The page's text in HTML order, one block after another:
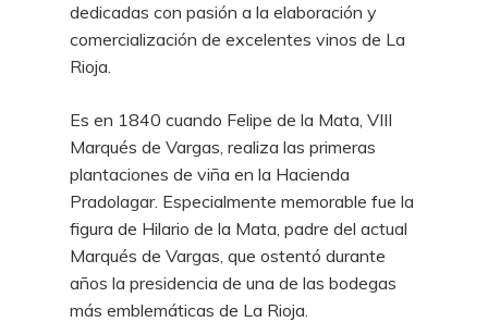
dedicadas con pasión a la elaboración y
comercialización de excelentes vinos de La
Rioja.
Es en 1840 cuando Felipe de la Mata, VIII
Marqués de Vargas, realiza las primeras
plantaciones de viña en la Hacienda
Pradolagar. Especialmente memorable fue la
figura de Hilario de la Mata, padre del actual
Marqués de Vargas, que ostentó durante
años la presidencia de una de las bodegas
más emblemáticas de La Rioja.